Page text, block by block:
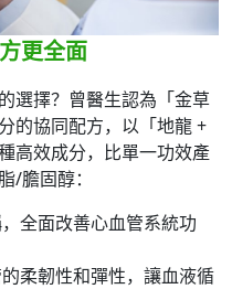
更全面
選擇？曾醫生認為「金草
的協同配方，以「地龍 +
高效成分，比單一功效產
/膽固醇：
全面改善心血管系統功
柔韌性和彈性，讓血液循